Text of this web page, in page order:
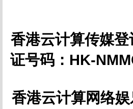
香港云计算传媒
证号码：HK-
香港云计算网络